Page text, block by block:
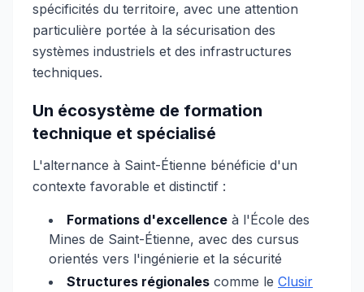
spécificités du territoire, avec une attention
particulière portée à la sécurisation des
systèmes industriels et des infrastructures
techniques.
Un écosystème de formation
technique et spécialisé
L'alternance à Saint-Étienne bénéficie d'un
contexte favorable et distinctif :
Formations d'excellence à l'École des
Mines de Saint-Étienne, avec des cursus
orientés vers l'ingénierie et la sécurité
Structures régionales comme le Clusir